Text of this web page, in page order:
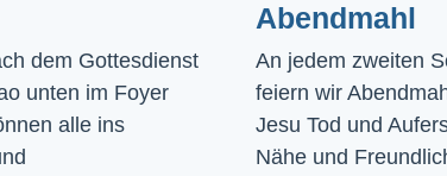
dem Gottesdienst
unten im Foyer
alle ins
Abendmahl​
An jedem zweiten
feiern wir
Jesu Tod und
Nähe und